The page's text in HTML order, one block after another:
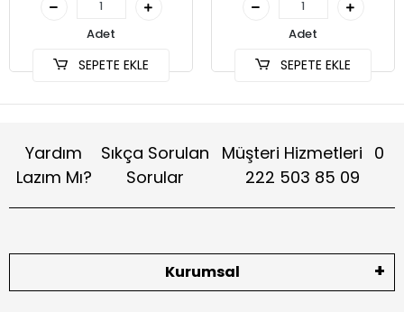
Adet
SEPETE EKLE
Adet
SEPETE EKLE
Yardım
Lazım Mı?
Sıkça Sorulan
Sorular
Müşteri Hizmetleri 0
222 503 85 09
Kurumsal